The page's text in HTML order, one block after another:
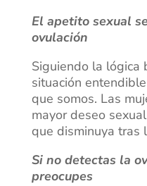
El apetito sexual
ovulación
Siguiendo la lógica
situación
que somos. Las
mayor deseo
que disminuya tras
Si no detectas la
preocupes